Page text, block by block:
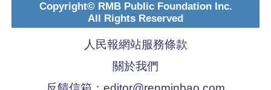
Copyright© RMB Public Foundation Inc.
All Rights Reserved
人民報網站服務條款
關於我們